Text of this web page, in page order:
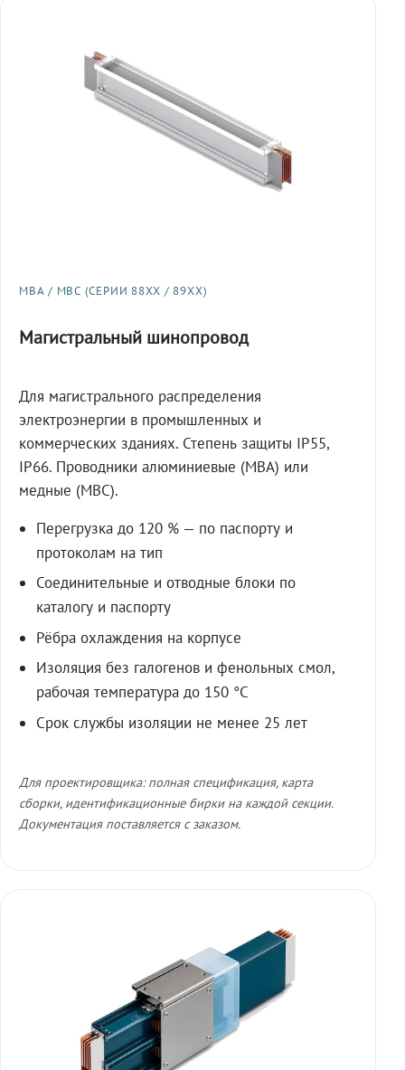
МВА / МВС (СЕРИИ 88XX / 89XX)
Магистральный шинопровод
Для магистрального распределения
электроэнергии в промышленных и
коммерческих зданиях. Степень защиты IP55,
IP66. Проводники алюминиевые (МВА) или
медные (МВС).
Перегрузка до 120 % — по паспорту и
протоколам на тип
Соединительные и отводные блоки по
каталогу и паспорту
Рёбра охлаждения на корпусе
Изоляция без галогенов и фенольных смол,
рабочая температура до 150 °C
Срок службы изоляции не менее 25 лет
Для проектировщика: полная спецификация, карта
сборки, идентификационные бирки на каждой секции.
Документация поставляется с заказом.